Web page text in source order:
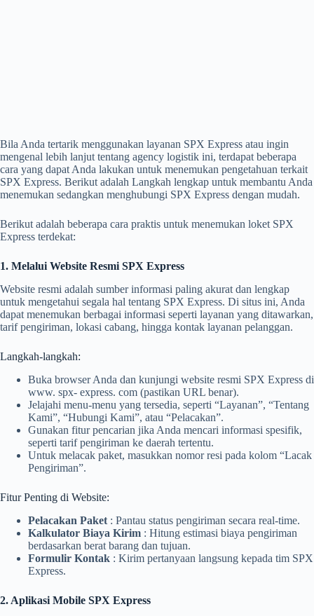
Bila Anda tertarik menggunakan layanan SPX Express atau ingin
mengenal lebih lanjut tentang agency logistik ini, terdapat beberapa
cara yang dapat Anda lakukan untuk menemukan pengetahuan terkait
SPX Express. Berikut adalah Langkah lengkap untuk membantu Anda
menemukan sedangkan menghubungi SPX Express dengan mudah.
Berikut adalah beberapa cara praktis untuk menemukan loket SPX
Express terdekat:
1. Melalui Website Resmi SPX Express
Website resmi adalah sumber informasi paling akurat dan lengkap
untuk mengetahui segala hal tentang SPX Express. Di situs ini, Anda
dapat menemukan berbagai informasi seperti layanan yang ditawarkan,
tarif pengiriman, lokasi cabang, hingga kontak layanan pelanggan.
Langkah-langkah:
Buka browser Anda dan kunjungi website resmi SPX Express di
www. spx- express. com (pastikan URL benar).
Jelajahi menu-menu yang tersedia, seperti “Layanan”, “Tentang
Kami”, “Hubungi Kami”, atau “Pelacakan”.
Gunakan fitur pencarian jika Anda mencari informasi spesifik,
seperti tarif pengiriman ke daerah tertentu.
Untuk melacak paket, masukkan nomor resi pada kolom “Lacak
Pengiriman”.
Fitur Penting di Website:
Pelacakan Paket : Pantau status pengiriman secara real-time.
Kalkulator Biaya Kirim : Hitung estimasi biaya pengiriman
berdasarkan berat barang dan tujuan.
Formulir Kontak : Kirim pertanyaan langsung kepada tim SPX
Express.
2. Aplikasi Mobile SPX Express